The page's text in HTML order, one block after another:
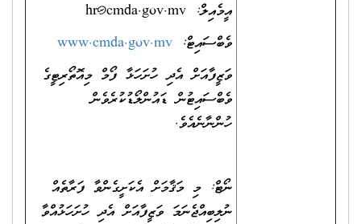
އީމެއިލް: hr@cmda.gov.mv
ވެބްސައިޓް: www.cmda.gov.mv
ވަޒީފާއަށް އެދި ހުށަހަޅާ ފޯމް މިއޮތޯރިޓީގެ
ވެބްސައިޓުން ޑައުންލޯޑުކުރެވެން
ހުންނާނެއެވެ.
ނޯޓް: މި މަޤާމަށް އެކަށީގެންވާ ފަރާތެއް
ނުލިބިއްޖެނަމަ ވަޒީފާއަށް އެދި ހުށަހަޅުއްވާ